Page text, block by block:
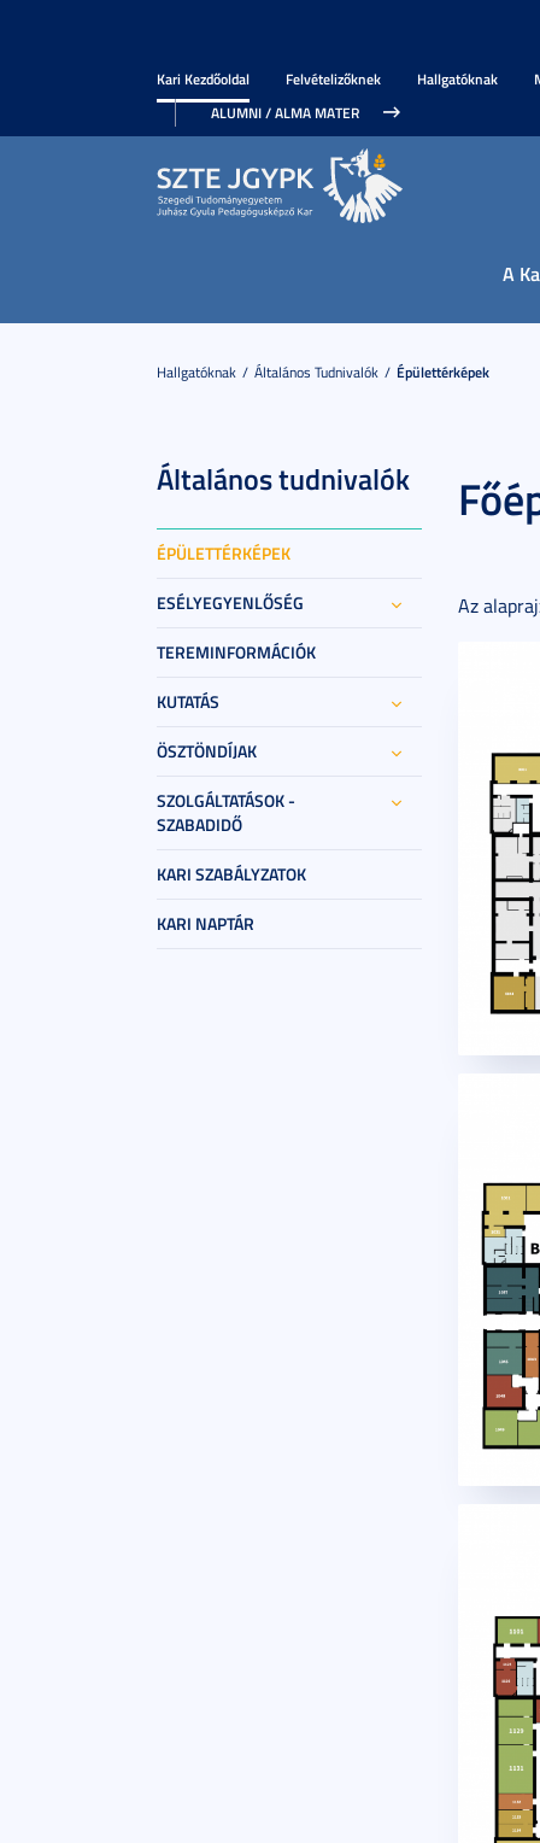
Kari Kezdőoldal Felvételizőknek Hallgatóknak
ALUMNI / ALMA MATER
A
Hallgatóknak Általános Tudnivalók Épülettérképek
Általános tudnivalók
ÉPÜLETTÉRKÉPEK
ESÉLYEGYENLŐSÉG
TEREMINFORMÁCIÓK
KUTATÁS
ÖSZTÖNDÍJAK
SZOLGÁLTATÁSOK -
SZABADIDŐ
KARI SZABÁLYZATOK
KARI NAPTÁR
Az